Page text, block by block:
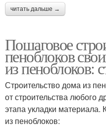
читать дальше →
Пошаговое
пеноблоков
из пеноблоков:
Строительство дома из
от строительства любого
этапа укладки материала.
из пеноблоков: